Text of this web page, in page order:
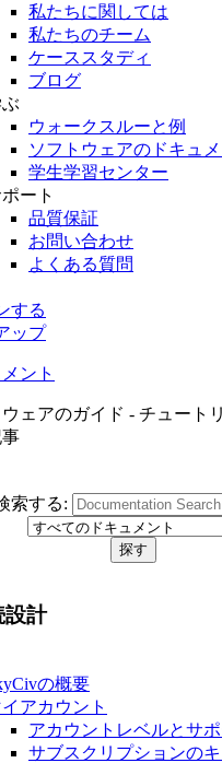
私たちに関しては
私たちのチーム
ケーススタディ
ブログ
ウォークスルーと例
ソフトウェアのドキュメ
学生学習センター
ート
品質保証
お問い合わせ
よくある質問
する
ップ
ント
ェアのガイド - チュート
索する:
設計
の概要
アカウント
アカウントレベルとサ
サブスクリプションの